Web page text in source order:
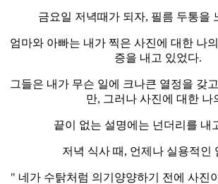
금요일 저녁때가 되자, 필름 두통을
엄마와 아빠는 내가 찍은 사진에 대한 나
증을 내고 있었다.
그들은 내가 무슨 일에 크나큰 열정을 갖
만, 그러나 사진에 대한 나
끝이 없는 설명에는 넌더리를 내
저녁 식사 때, 언제나 실용적인
" 네가 수탉처럼 의기양양하기 전에 사진